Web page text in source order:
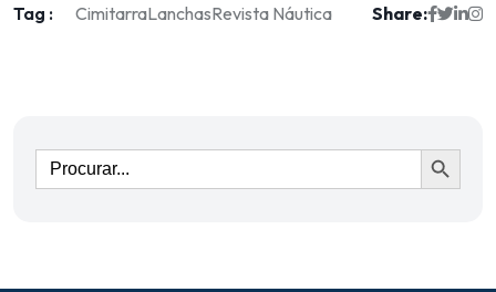
Tag : CimitarraLanchasRevista Náutica Share:
Ir